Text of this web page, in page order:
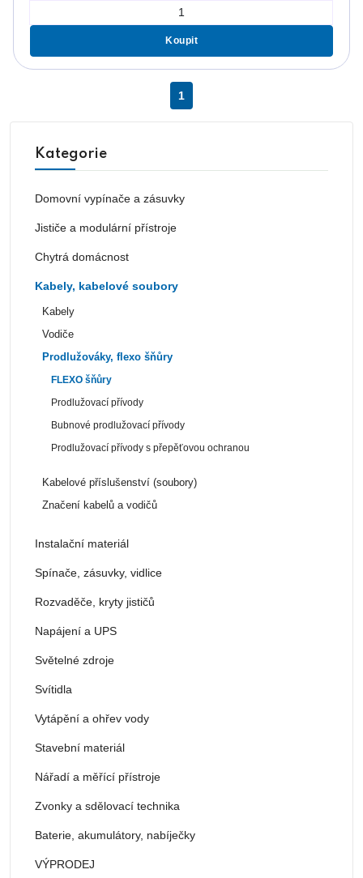
Koupit
1
Kategorie
Domovní vypínače a zásuvky
Jističe a modulární přístroje
Chytrá domácnost
Kabely, kabelové soubory
Kabely
Vodiče
Prodlužováky, flexo šňůry
FLEXO šňůry
Prodlužovací přívody
Bubnové prodlužovací přívody
Prodlužovací přívody s přepěťovou ochranou
Kabelové příslušenství (soubory)
Značení kabelů a vodičů
Instalační materiál
Spínače, zásuvky, vidlice
Rozvaděče, kryty jističů
Napájení a UPS
Světelné zdroje
Svítidla
Vytápění a ohřev vody
Stavební materiál
Nářadí a měřící přístroje
Zvonky a sdělovací technika
Baterie, akumulátory, nabíječky
VÝPRODEJ